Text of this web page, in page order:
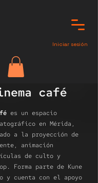
Iniciar sesión
es un espacio
en Mérida,
a la proyección de
animación
de culto y
Forma parte de Kune
y cuenta con el apoyo